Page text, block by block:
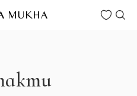
MUKHA Wishlist